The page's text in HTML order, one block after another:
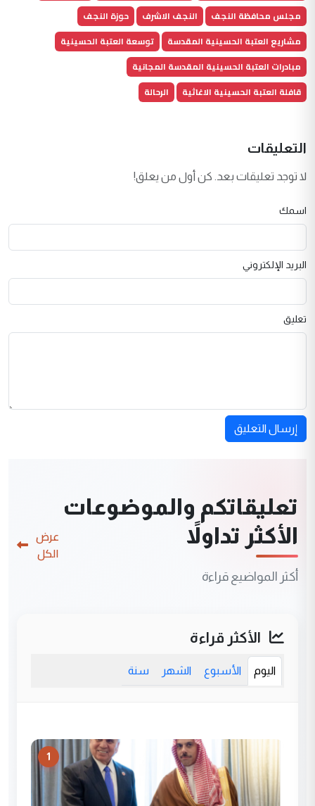
مجلس محافظة النجف
النجف الاشرف
حوزة النجف
مشاريع العتبة الحسينية المقدسة
توسعة العتبة الحسينية
مبادرات العتبة الحسينية المقدسة المجانية
قافلة العتبة الحسينية الاغاثية
الرحالة
التعليقات
لا توجد تعليقات بعد. كن أول من يعلق!
اسمك
البريد الإلكتروني
تعليق
إرسال التعليق
تعليقاتكم والموضوعات
الأكثر تداولاً
أكثر المواضيع قراءة
عرض
الكل
الأكثر قراءة
اليوم الأسبوع الشهر سنة
1